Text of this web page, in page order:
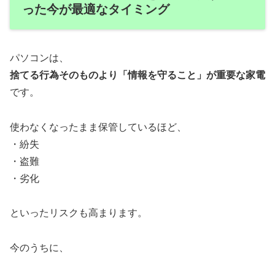
った今が最適なタイミング
パソコンは、
捨てる行為そのものより「情報を守ること」が重要な家電
です。
使わなくなったまま保管しているほど、
・紛失
・盗難
・劣化
といったリスクも高まります。
今のうちに、